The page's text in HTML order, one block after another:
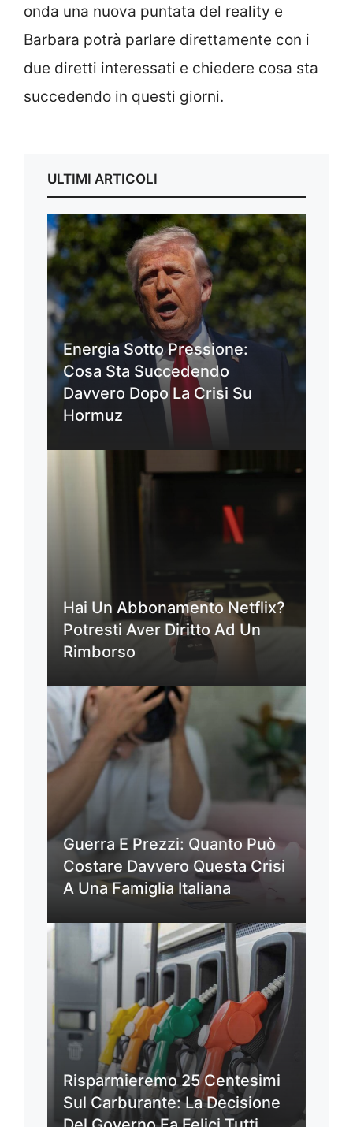
onda una nuova puntata del reality e
Barbara potrà parlare direttamente con i
due diretti interessati e chiedere cosa sta
succedendo in questi giorni.
ULTIMI ARTICOLI
Energia Sotto Pressione:
Cosa Sta Succedendo
Davvero Dopo La Crisi Su
Hormuz
Hai Un Abbonamento Netflix?
Potresti Aver Diritto Ad Un
Rimborso
Guerra E Prezzi: Quanto Può
Costare Davvero Questa Crisi
A Una Famiglia Italiana
Risparmieremo 25 Centesimi
Sul Carburante: La Decisione